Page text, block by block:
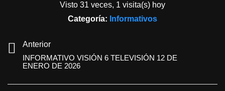
Visto 31 veces, 1 visita(s) hoy
Categoría: Informativos
Anterior
INFORMATIVO VISIÓN 6 TELEVISIÓN 12 DE
ENERO DE 2026